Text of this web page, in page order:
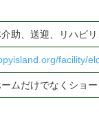
助、送迎、リハビ
facility/
ムだけでなくショ